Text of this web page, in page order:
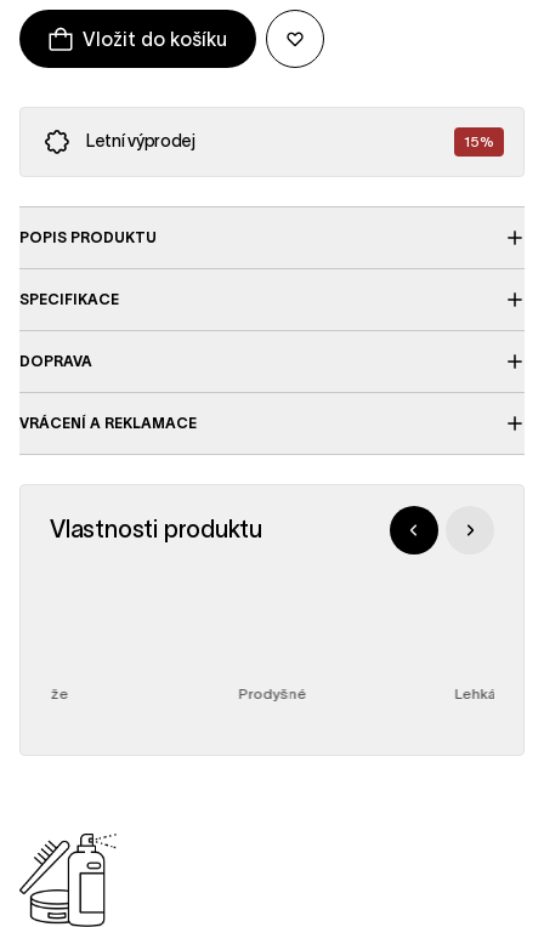
Vložit do košíku
Letní výprodej 15%
POPIS PRODUKTU
SPECIFIKACE
DOPRAVA
VRÁCENÍ A REKLAMACE
Vlastnosti produktu
Kůže Prodyšné Lehká obuv